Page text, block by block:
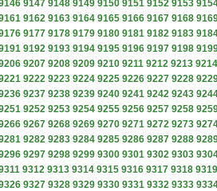
9147 9148 9149 9150 9151 9152 9153
9162 9163 9164 9165 9166 9167 9168
9177 9178 9179 9180 9181 9182 9183
9192 9193 9194 9195 9196 9197 9198
9207 9208 9209 9210 9211 9212 9213 9214
9222 9223 9224 9225 9226 9227 9228
9237 9238 9239 9240 9241 9242 9243
9252 9253 9254 9255 9256 9257 9258
9267 9268 9269 9270 9271 9272 9273
9282 9283 9284 9285 9286 9287 9288
9297 9298 9299 9300 9301 9302 9303
9312 9313 9314 9315 9316 9317 9318 9319
9327 9328 9329 9330 9331 9332 9333